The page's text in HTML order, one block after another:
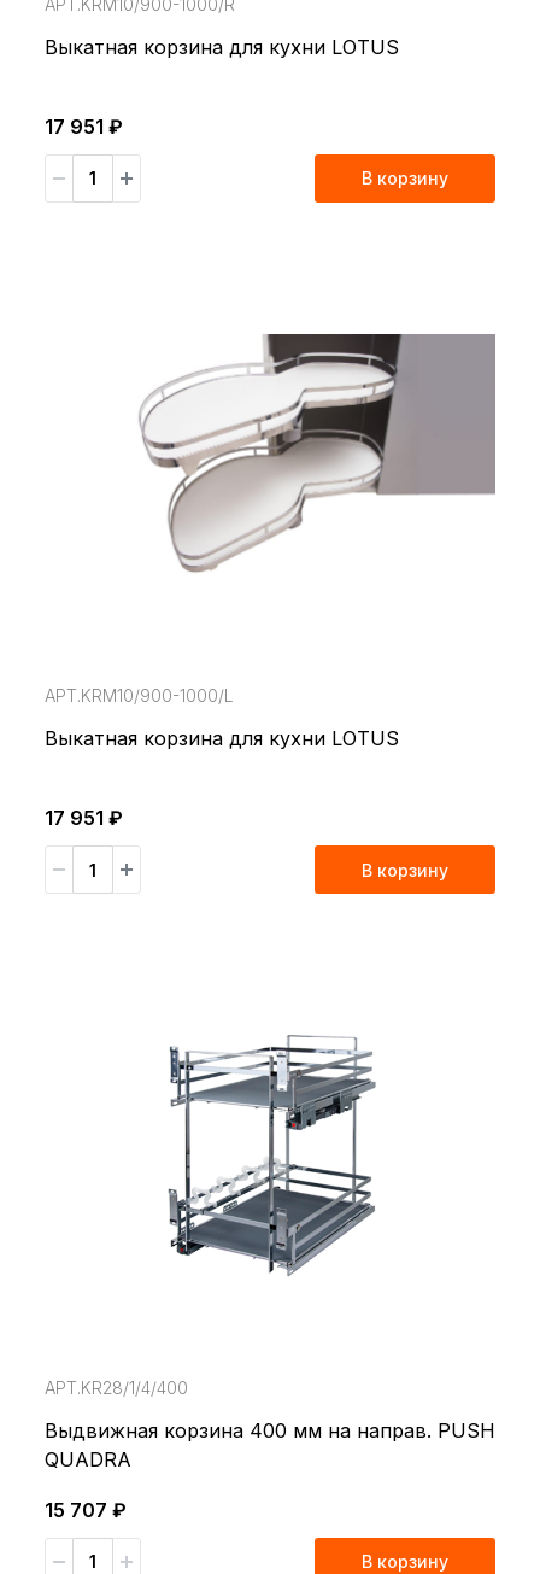
Выкатная корзина для кухни LOTUS
17 951 ₽
В корзину
АРТ.KRM10/900-1000/L
Выкатная корзина для кухни LOTUS
17 951 ₽
В корзину
АРТ.KR28/1/4/400
Выдвижная корзина 400 мм на направ. PUSH
QUADRA
15 707 ₽
В корзину